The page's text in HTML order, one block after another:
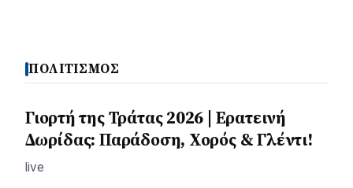
ΠΟΛΙΤΙΣΜΟΣ
Γιορτή της Τράτας 2026 | Ερατεινή
Δωρίδας: Παράδοση, Χορός & Γλέντι!
live